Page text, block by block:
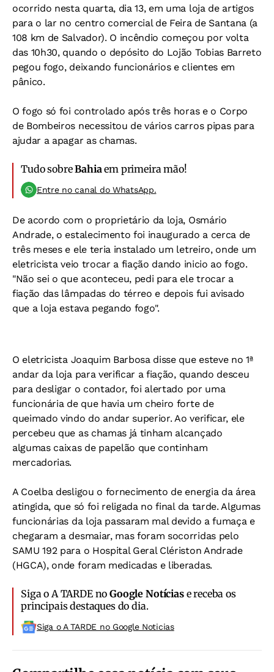
ocorrido nesta quarta, dia 13, em uma loja de artigos
para o lar no centro comercial de Feira de Santana (a
108 km de Salvador). O incêndio começou por volta
das 10h30, quando o depósito do Lojão Tobias Barreto
pegou fogo, deixando funcionários e clientes em
pânico.
O fogo só foi controlado após três horas e o Corpo
de Bombeiros necessitou de vários carros pipas para
ajudar a apagar as chamas.
Tudo sobreBahiaem primeira mão!
Entre no canal do WhatsApp.
De acordo com o proprietário da loja, Osmário
Andrade, o estalecimento foi inaugurado a cerca de
três meses e ele teria instalado um letreiro, onde um
eletricista veio trocar a fiação dando inicio ao fogo.
"Não sei o que aconteceu, pedi para ele trocar a
fiação das lâmpadas do térreo e depois fui avisado
que a loja estava pegando fogo".
O eletricista Joaquim Barbosa disse que esteve no 1ª
andar da loja para verificar a fiação, quando desceu
para desligar o contador, foi alertado por uma
funcionária de que havia um cheiro forte de
queimado vindo do andar superior. Ao verificar, ele
percebeu que as chamas já tinham alcançado
algumas caixas de papelão que continham
mercadorias.
A Coelba desligou o fornecimento de energia da área
atingida, que só foi religada no final da tarde. Algumas
funcionárias da loja passaram mal devido a fumaça e
chegaram a desmaiar, mas foram socorridas pelo
SAMU 192 para o Hospital Geral Clériston Andrade
(HGCA), onde foram medicadas e liberadas.
Siga o A TARDE noGoogle Notíciase receba os
principais destaques do dia.
Siga o A TARDE no Google Noticias